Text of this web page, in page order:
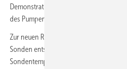
Demonstrationsbetrieb konnte bereits
des Pumpenstroms um 60 % erbracht
Zur neuen Regelungsstrategie gehört,
Sonden entsprechend der Heiz- und
Sondentemperatur aktiviert werden